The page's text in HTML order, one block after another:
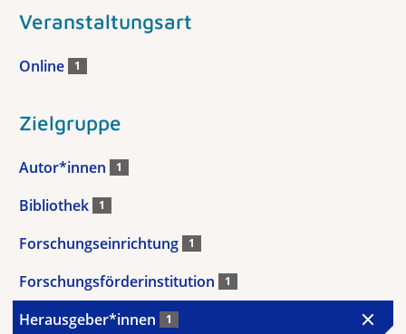
Veranstaltungsart
Online 1
Zielgruppe
Autor*innen 1
Bibliothek 1
Forschungseinrichtung 1
Forschungsförderinstitution 1
Herausgeber*innen 1